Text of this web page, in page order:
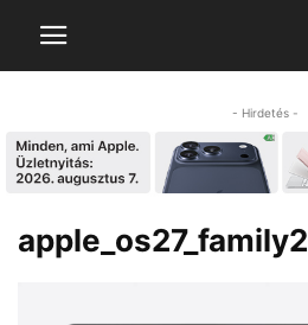
- Hirdetés -
apple_os27_family2